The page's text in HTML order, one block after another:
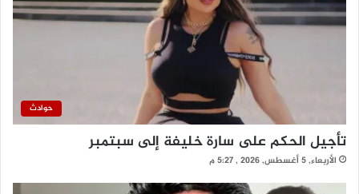
حوادث
تأجيل الحكم على سارة خليفة إلى سبتمبر
الأربعاء, 5 أغسطس, 2026 , 5:27 م